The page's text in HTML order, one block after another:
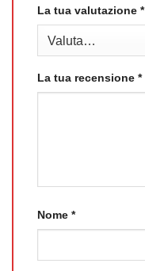
La tua valutazione *
La tua recensione *
Nome *